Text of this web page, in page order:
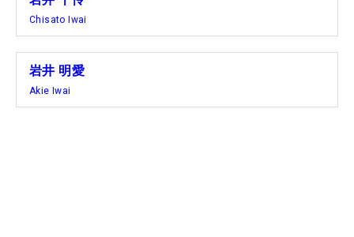
Chisato Iwai
岩井 明愛
Akie Iwai